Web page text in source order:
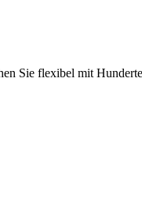
Sie flexibel mit